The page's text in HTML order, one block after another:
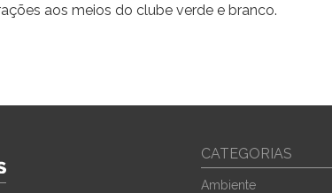
aos meios do clube verde e branco.
CATEGORIAS
Ambiente